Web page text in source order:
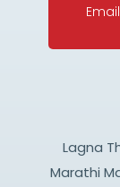
Lagna
Marathi